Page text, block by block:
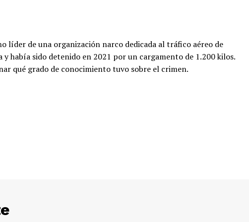
líder de una organización narco dedicada al tráfico aéreo de
había sido detenido en 2021 por un cargamento de 1.200 kilos.
qué grado de conocimiento tuvo sobre el crimen.